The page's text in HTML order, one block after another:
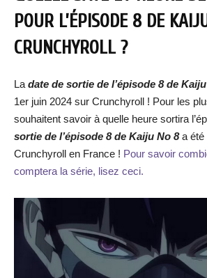
POUR L’ÉPISODE 8 DE
CRUNCHYROLL ?
La date de sortie de l’épisode 8 de
1er juin 2024 sur Crunchyroll ! Pour les
souhaitent savoir à quelle heure sortira
sortie de l’épisode 8de Kaiju No 8a été
Crunchyroll en France ! Pour savoir
comptera la série, lisez ceci.